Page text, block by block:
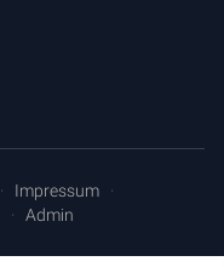
Impressum
Admin